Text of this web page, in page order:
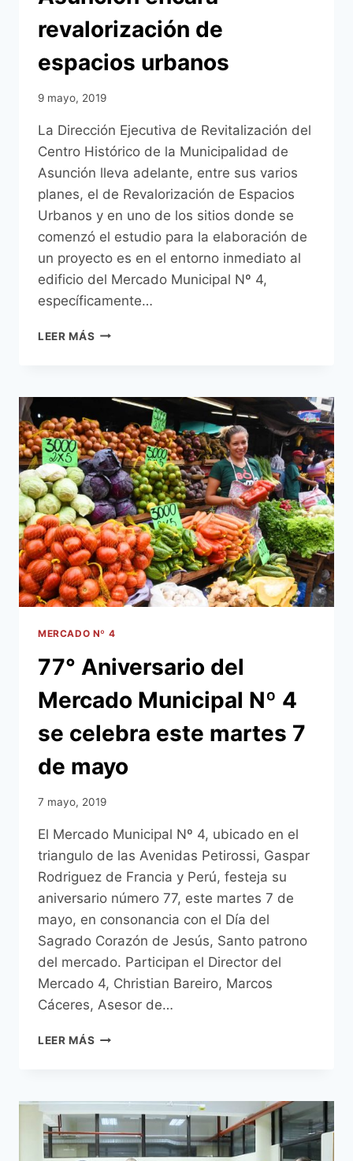
revalorización de
espacios urbanos
9 mayo, 2019
La Dirección Ejecutiva de Revitalización del
Centro Histórico de la Municipalidad de
Asunción lleva adelante, entre sus varios
planes, el de Revalorización de Espacios
Urbanos y en uno de los sitios donde se
comenzó el estudio para la elaboración de
un proyecto es en el entorno inmediato al
edificio del Mercado Municipal Nº 4,
específicamente…
LEER MÁS ASUNCIÓN
ESPACIOS
MERCADO Nº 4
77° Aniversario del
Mercado Municipal Nº 4
se celebra este martes 7
de mayo
7 mayo, 2019
El Mercado Municipal Nº 4, ubicado en el
triangulo de las Avenidas Petirossi, Gaspar
Rodriguez de Francia y Perú, festeja su
aniversario número 77, este martes 7 de
mayo, en consonancia con el Día del
Sagrado Corazón de Jesús, Santo patrono
del mercado. Participan el Director del
Mercado 4, Christian Bareiro, Marcos
Cáceres, Asesor de…
LEER MÁS 77°
MUNICIPAL
Nº
4